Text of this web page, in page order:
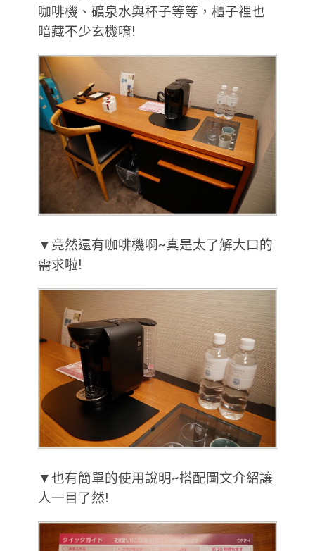
咖啡機、礦泉水與杯子等等，櫃子裡也
暗藏不少玄機唷!
▼竟然還有咖啡機啊~真是太了解大口的
需求啦!
▼也有簡單的使用說明~搭配圖文介紹讓
人一目了然!